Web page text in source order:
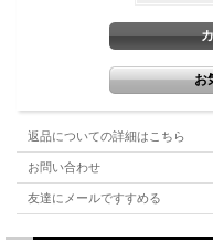
返品についての詳細はこちら
お問い合わせ
友達にメールですすめる